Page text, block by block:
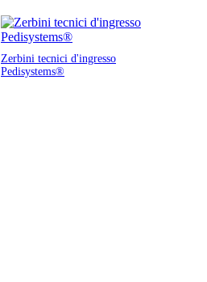
Zerbini tecnici d'ingresso
Pedisystems®